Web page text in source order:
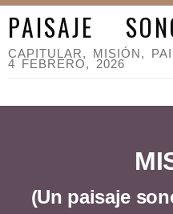
PAISAJE
CAPITULAR, MISIÓN,
4 FEBRERO, 2026
(Un paisaje